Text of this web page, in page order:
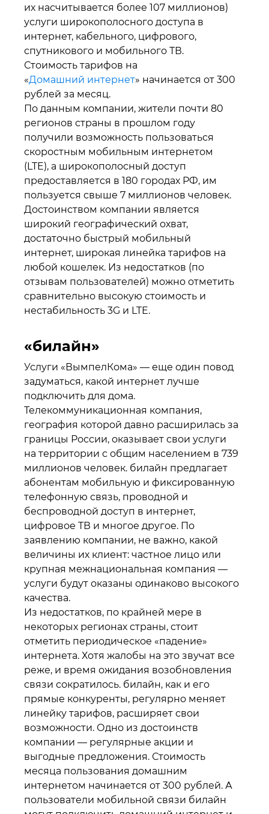
их насчитывается более 107 миллионов)
услуги широкополосного доступа в
интернет, кабельного, цифрового,
спутникового и мобильного ТВ.
Стоимость тарифов на
«Домашний интернет» начинается от 300
рублей за месяц.
По данным компании, жители почти 80
регионов страны в прошлом году
получили возможность пользоваться
скоростным мобильным интернетом
(LTE), а широкополосный доступ
предоставляется в 180 городах РФ, им
пользуется свыше 7 миллионов человек.
Достоинством компании является
широкий географический охват,
достаточно быстрый мобильный
интернет, широкая линейка тарифов на
любой кошелек. Из недостатков (по
отзывам пользователей) можно отметить
сравнительно высокую стоимость и
нестабильность 3G и LTE.
«билайн»
Услуги «ВымпелКома» — еще один повод
задуматься, какой интернет лучше
подключить для дома.
Телекоммуникационная компания,
география которой давно расширилась за
границы России, оказывает свои услуги
на территории с общим населением в 739
миллионов человек. билайн предлагает
абонентам мобильную и фиксированную
телефонную связь, проводной и
беспроводной доступ в интернет,
цифровое ТВ и многое другое. По
заявлению компании, не важно, какой
величины их клиент: частное лицо или
крупная межнациональная компания —
услуги будут оказаны одинаково высокого
качества.
Из недостатков, по крайней мере в
некоторых регионах страны, стоит
отметить периодическое «падение»
интернета. Хотя жалобы на это звучат все
реже, и время ожидания возобновления
связи сократилось. билайн, как и его
прямые конкуренты, регулярно меняет
линейку тарифов, расширяет свои
возможности. Одно из достоинств
компании — регулярные акции и
выгодные предложения. Стоимость
месяца пользования домашним
интернетом начинается от 300 рублей. А
пользователи мобильной связи билайн